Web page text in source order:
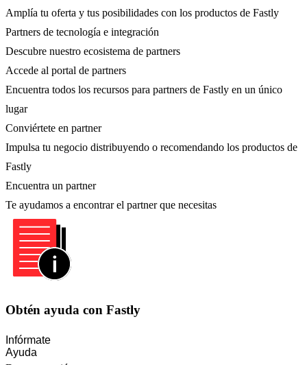
Amplía tu oferta y tus posibilidades con los productos de Fastly
Partners de tecnología e integración
Descubre nuestro ecosistema de partners
Accede al portal de partners
Encuentra todos los recursos para partners de Fastly en un único
lugar
Conviértete en partner
Impulsa tu negocio distribuyendo o recomendando los productos de
Fastly
Encuentra un partner
Te ayudamos a encontrar el partner que necesitas
Obtén ayuda con Fastly
Infórmate
Ayuda